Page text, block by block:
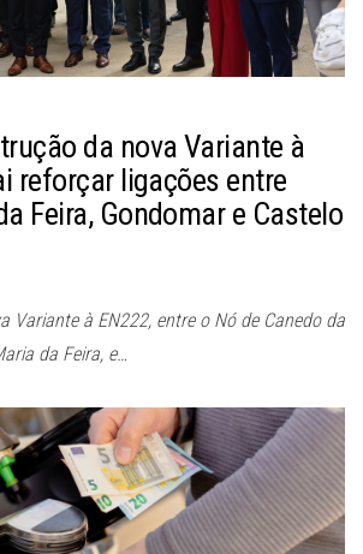
da nova Variante à
reforçar ligações entre
Feira, Gondomar e Castelo
Variante à EN222, entre o Nó de Canedo da
da Feira, e…